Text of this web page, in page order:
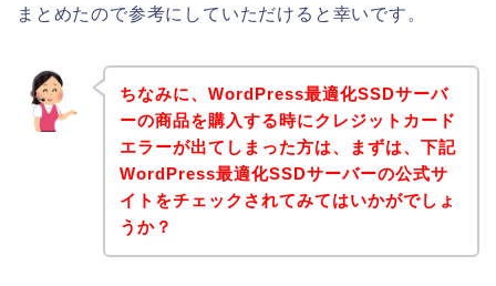
まとめたので参考にしていただけると幸いです。
ちなみに、WordPress最適化SSDサーバ
ーの商品を購入する時にクレジットカード
エラーが出てしまった方は、まずは、下記
WordPress最適化SSDサーバーの公式サ
イトをチェックされてみてはいかがでしょ
うか？